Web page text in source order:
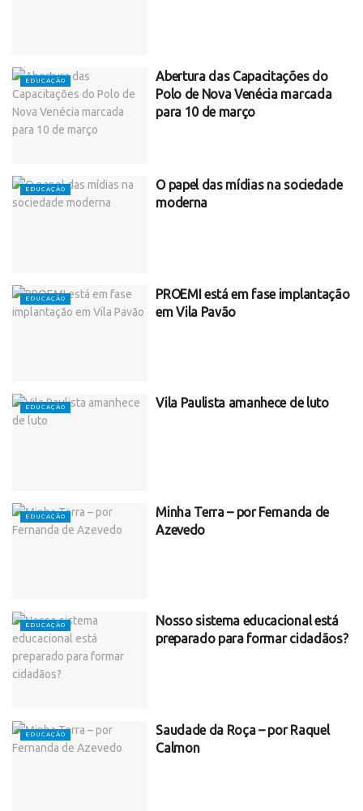
EDUCAÇÃO
Abertura das Capacitações do
Polo de Nova Venécia marcada
para 10 de março
EDUCAÇÃO
O papel das mídias na sociedade
moderna
EDUCAÇÃO
PROEMI está em fase implantação
em Vila Pavão
EDUCAÇÃO Vila Paulista amanhece de luto
EDUCAÇÃO
Minha Terra – por Fernanda de
Azevedo
EDUCAÇÃO
Nosso sistema educacional está
preparado para formar cidadãos?
EDUCAÇÃO
Saudade da Roça – por Raquel
Calmon